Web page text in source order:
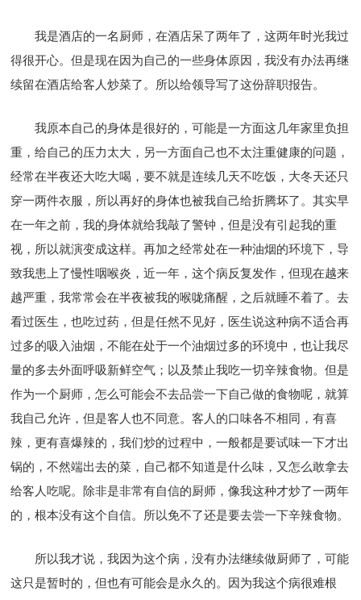
我是酒店的一名厨师，在酒店呆了两年了，这两年时光我过
得很开心。但是现在因为自己的一些身体原因，我没有办法再继
续留在酒店给客人炒菜了。所以给领导写了这份辞职报告。
我原本自己的身体是很好的，可能是一方面这几年家里负担
重，给自己的压力太大，另一方面自己也不太注重健康的问题，
经常在半夜还大吃大喝，要不就是连续几天不吃饭，大冬天还只
穿一两件衣服，所以再好的身体也被我自己给折腾坏了。其实早
在一年之前，我的身体就给我敲了警钟，但是没有引起我的重
视，所以就演变成这样。再加之经常处在一种油烟的环境下，导
致我患上了慢性咽喉炎，近一年，这个病反复发作，但现在越来
越严重，我常常会在半夜被我的喉咙痛醒，之后就睡不着了。去
看过医生，也吃过药，但是任然不见好，医生说这种病不适合再
过多的吸入油烟，不能在处于一个油烟过多的环境中，也让我尽
量的多去外面呼吸新鲜空气；以及禁止我吃一切辛辣食物。但是
作为一个厨师，怎么可能会不去品尝一下自己做的食物呢，就算
我自己允许，但是客人也不同意。客人的口味各不相同，有喜
辣，更有喜爆辣的，我们炒的过程中，一般都是要试味一下才出
锅的，不然端出去的菜，自己都不知道是什么味，又怎么敢拿去
给客人吃呢。除非是非常有自信的厨师，像我这种才炒了一两年
的，根本没有这个自信。所以免不了还是要去尝一下辛辣食物。
所以我才说，我因为这个病，没有办法继续做厨师了，可能
这只是暂时的，但也有可能会是永久的。因为我这个病很难根